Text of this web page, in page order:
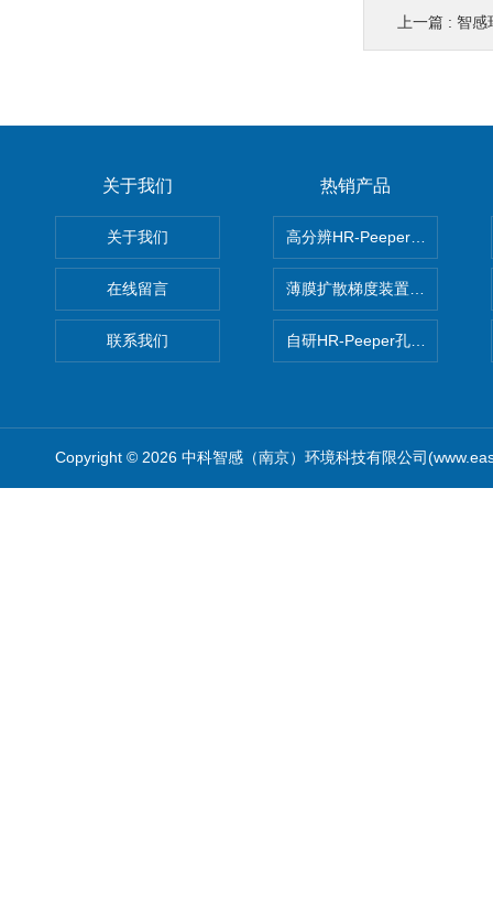
上一篇 : 智感环
关于我们
关于我们
在线留言
联系我们
热销产品
高分辨HR-Peeper采样器孔隙
薄膜扩散梯度装置 Agl DGT
自研HR-Peeper孔隙水采样器
Copyright © 2026 中科智感（南京）环境科技有限公司